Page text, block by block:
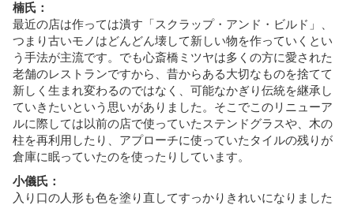
楠氏：
最近の店は作っては潰す「スクラップ・アンド・ビルド」、
つまり古いモノはどんどん壊して新しい物を作っていくとい
う手法が主流です。でも心斎橋ミツヤは多くの方に愛された
老舗のレストランですから、昔からある大切なものを捨てて
新しく生まれ変わるのではなく、可能なかぎり伝統を継承し
ていきたいという思いがありました。そこでこのリニューア
ルに際しては以前の店で使っていたステンドグラスや、木の
柱を再利用したり、アプローチに使っていたタイルの残りが
倉庫に眠っていたのを使ったりしています。
小儀氏：
入り口の人形も色を塗り直してすっかりきれいになりました